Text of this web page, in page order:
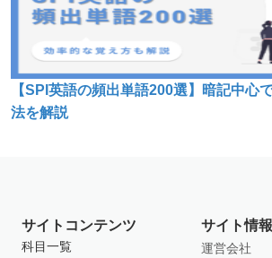
【SPI英語の頻出単語200選】暗記中心
法を解説
サイトコンテンツ
科目一覧
サイト情報
運営会社